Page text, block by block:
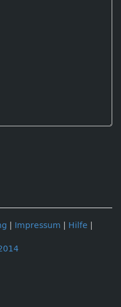
Impressum Hilfe